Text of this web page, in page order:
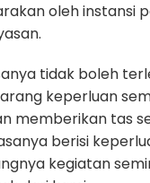
oleh instansi
tidak boleh
keperluan
memberikan tas
berisi
kegiatan